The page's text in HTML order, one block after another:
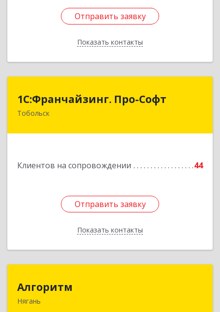
Отправить заявку
Показать контакты
Отправить заявку
Назад
1С:Франчайзинг. Про-Софт
Тобольск
Клиентов на сопровождении 44
Отправить заявку
Показать контакты
1С:Франчайзинг. Про-Софт
626150, Тюменская обл, Тобольск г, Малая
Отправить заявку
Назад
Алгоритм
Нягань
628186, Ханты-Мансийский Автономный округ